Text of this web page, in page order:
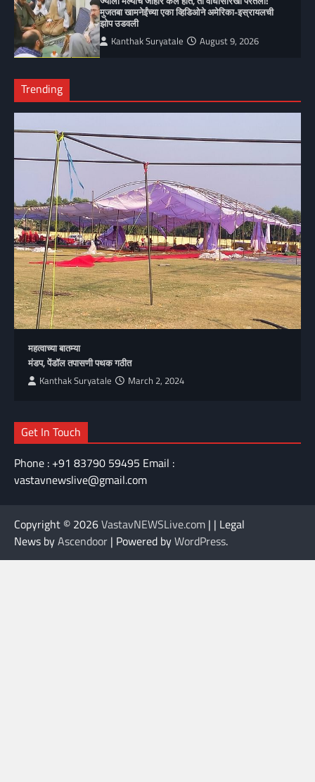
मुजतबा खामनेईंच्या एका व्हिडिओने अमेरिका-इस्रायलची
झोप उडवली
Kanthak Suryatale August 9, 2026
Trending
महत्वाच्या बातम्या
मंडप, पेंडॉल तपासणी पथक गठीत
Kanthak Suryatale March 2, 2024
Get In Touch
Phone : +91 83790 59495 Email :
vastavnewslive@gmail.com
Copyright © 2026VastavNEWSLive.com | | Legal
News byAscendoor | Powered byWordPress.